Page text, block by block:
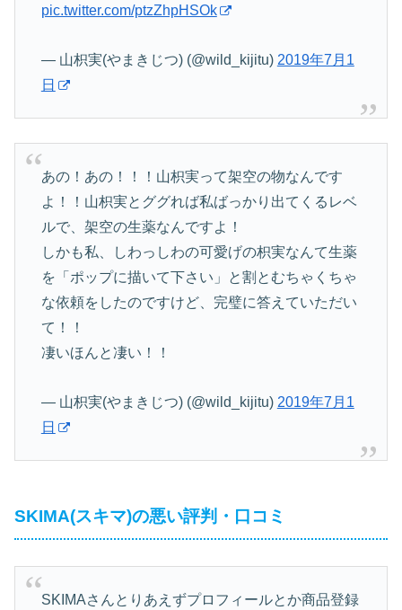
pic.twitter.com/ptzZhpHSOk
— 山枳実(やまきじつ) (@wild_kijitu) 2019年7月1
日
あの！あの！！！山枳実って架空の物なんです
よ！！山枳実とググれば私ばっかり出てくるレベ
ルで、架空の生薬なんですよ！
しかも私、しわっしわの可愛げの枳実なんて生薬
を「ポップに描いて下さい」と割とむちゃくちゃ
な依頼をしたのですけど、完璧に答えていただい
て！！
凄いほんと凄い！！
— 山枳実(やまきじつ) (@wild_kijitu) 2019年7月1
日
SKIMA(スキマ)の悪い評判・口コミ
SKIMAさんとりあえずプロフィールとか商品登録